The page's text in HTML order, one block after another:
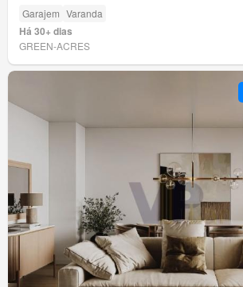
Garajem Varanda
Há 30+ dias
GREEN-ACRES